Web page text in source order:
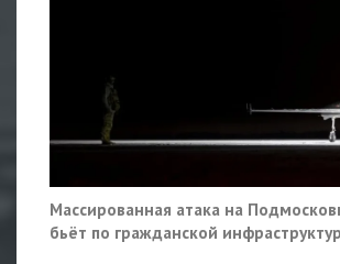
Массированная атака на
бьёт по гражданской